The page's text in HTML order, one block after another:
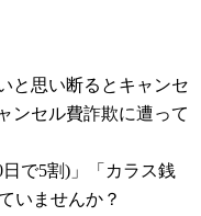
と思い断るとキャンセ
ンセル費詐欺に遭って
日で5割)」「カラス銭
いませんか？